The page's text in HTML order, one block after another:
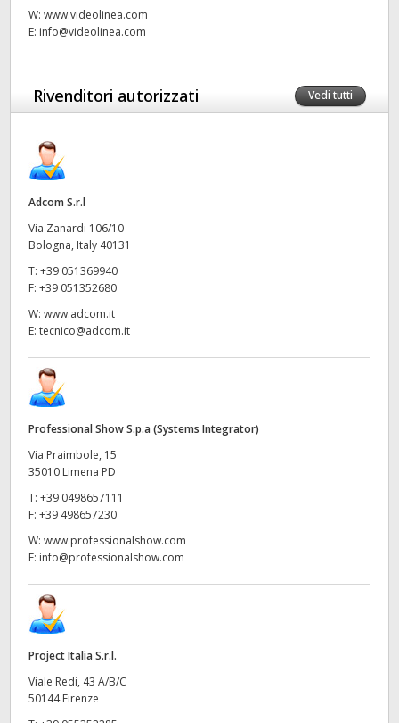
United Kingdom
W: www.videolinea.com
E: info@videolinea.com
Rivenditori autorizzati Vedi tutti
Adcom S.r.l
Via Zanardi 106/10
Bologna, Italy 40131
T: +39 051369940
F: +39 051352680
W: www.adcom.it
E: tecnico@adcom.it
Professional Show S.p.a (Systems Integrator)
Via Praimbole, 15
35010 Limena PD
T: +39 0498657111
F: +39 498657230
W: www.professionalshow.com
E: info@professionalshow.com
Project Italia S.r.l.
Viale Redi, 43 A/B/C
50144 Firenze